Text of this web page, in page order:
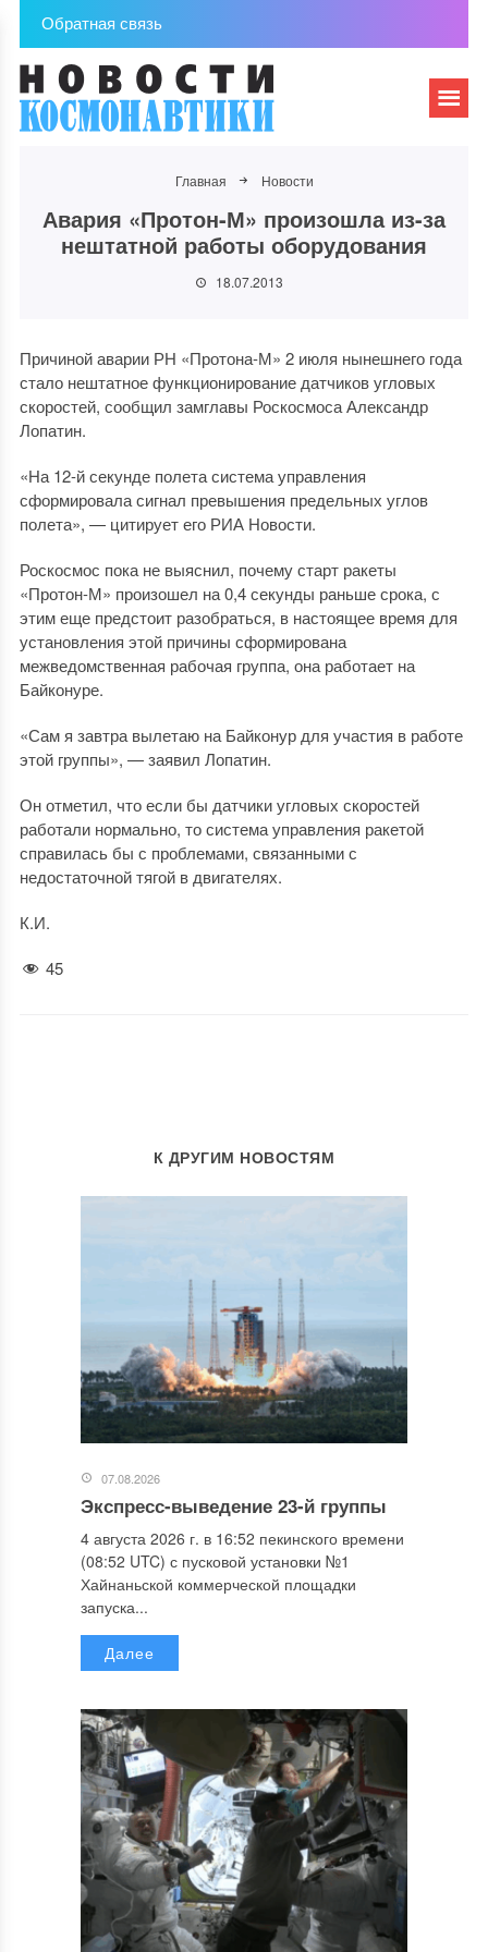
Обратная связь
Главная Новости
Авария «Протон-М» произошла из-за
нештатной работы оборудования
18.07.2013
Причиной аварии РН «Протона-М» 2 июля нынешнего года
стало нештатное функционирование датчиков угловых
скоростей, сообщил замглавы Роскосмоса Александр
Лопатин.
«На 12-й секунде полета система управления
сформировала сигнал превышения предельных углов
полета», — цитирует его РИА Новости.
Роскосмос пока не выяснил, почему старт ракеты
«Протон-М» произошел на 0,4 секунды раньше срока, с
этим еще предстоит разобраться, в настоящее время для
установления этой причины сформирована
межведомственная рабочая группа, она работает на
Байконуре.
«Сам я завтра вылетаю на Байконур для участия в работе
этой группы», — заявил Лопатин.
Он отметил, что если бы датчики угловых скоростей
работали нормально, то система управления ракетой
справилась бы с проблемами, связанными с
недостаточной тягой в двигателях.
К.И.
45
К ДРУГИМ НОВОСТЯМ
07.08.2026
Экспресс-выведение 23-й группы
4 августа 2026 г. в 16:52 пекинского времени
(08:52 UTC) с пусковой установки №1
Хайнаньской коммерческой площадки
запуска...
Далее